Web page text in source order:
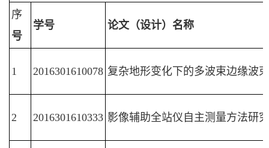
序
号
学号 论文（设计）名称
1 2016301610078 复杂地形变化下的多波束边缘波
2 2016301610333 影像辅助全站仪自主测量方法研究